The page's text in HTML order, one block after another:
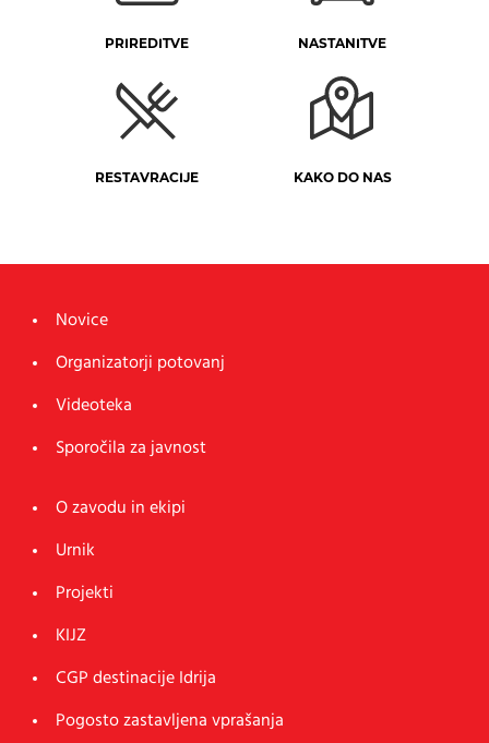
PRIREDITVE NASTANITVE
RESTAVRACIJE KAKO DO NAS
Novice
Organizatorji potovanj
Videoteka
Sporočila za javnost
O zavodu in ekipi
Urnik
Projekti
KIJZ
CGP destinacije Idrija
Pogosto zastavljena vprašanja